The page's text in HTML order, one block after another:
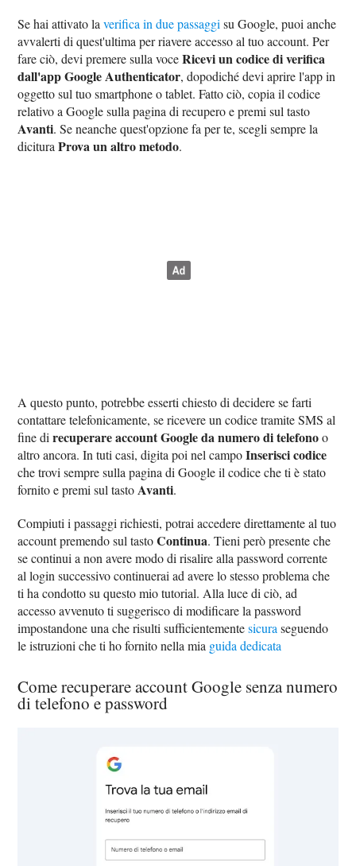
Se hai attivato laverifica in due passaggi su Google, puoi anche
avvalerti di quest'ultima per riavere accesso al tuo account. Per
fare ciò, devi premere sulla voceRicevi un codice di verifica
dall'app Google Authenticator, dopodiché devi aprire l'app in
oggetto sul tuo smartphone o tablet. Fatto ciò, copia il codice
relativo a Google sulla pagina di recupero e premi sul tasto
Avanti. Se neanche quest'opzione fa per te, scegli sempre la
dicituraProva un altro metodo.
A questo punto, potrebbe esserti chiesto di decidere se farti
contattare telefonicamente, se ricevere un codice tramite SMS al
fine direcuperare account Google da numero di telefonoo
altro ancora. In tuti casi, digita poi nel campoInserisci codice
che trovi sempre sulla pagina di Google il codice che ti è stato
fornito e premi sul tasto Avanti.
Compiuti i passaggi richiesti, potrai accedere direttamente al tuo
account premendo sul tastoContinua. Tieni però presente che
se continui a non avere modo di risalire alla password corrente
al login successivo continuerai ad avere lo stesso problema che
ti ha condotto su questo mio tutorial. Alla luce di ciò, ad
accesso avvenuto ti suggerisco di modificare la password
impostandone una che risulti sufficientementesicura seguendo
le istruzioni che ti ho fornito nella mia guida dedicata
Come recuperare account Google senza numero
di telefono e password